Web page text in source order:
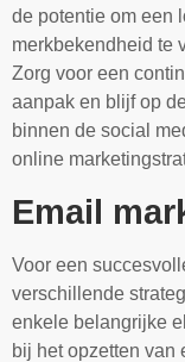
de potentie om een
merkbekendheid te
Zorg voor een
aanpak en blijf op
binnen de social
online
Email
Voor een
verschillende
enkele belangrijke
bij het opzetten van